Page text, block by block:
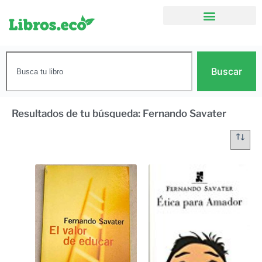
Buscar
Resultados de tu búsqueda: Fernando Savater